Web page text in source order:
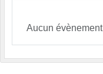
Aucun évènement